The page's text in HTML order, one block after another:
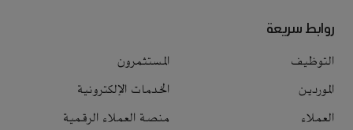
روابط سريعة
التوظيف
المستثمرون
الموردين
الخدمات الإلكترونية
العملاء
منصة العملاء الرقمية